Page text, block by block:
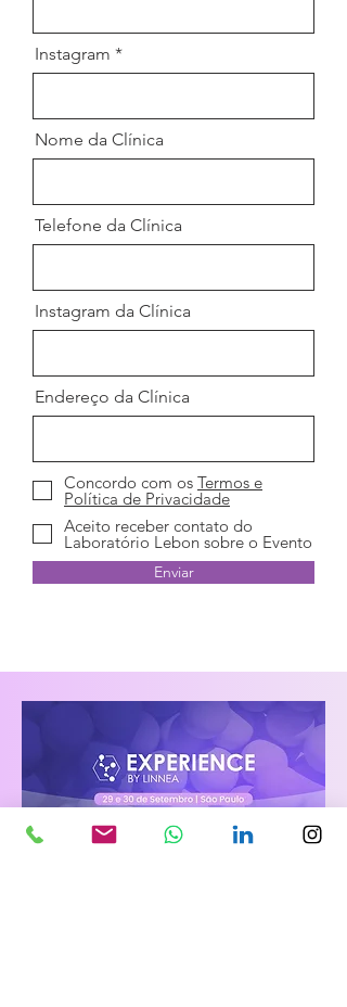
Instagram
Nome da Clínica
Telefone da Clínica
Instagram da Clínica
Endereço da Clínica
Concordo com os Termos e
Política de Privacidade
Aceito receber contato do
Laboratório Lebon sobre o Evento
Enviar